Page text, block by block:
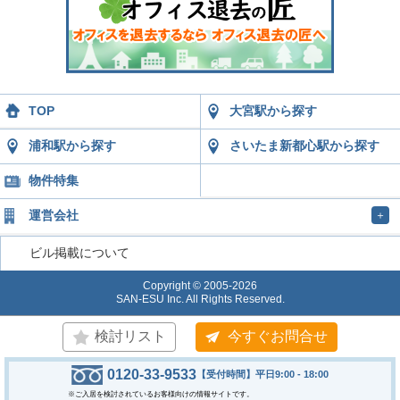
検討リスト 今すぐお問合せ
0120-33-9533 【受付時間】平日9:00 - 18:00
※ご入居を検討されているお客様向けの情報サイトです。
TOP 大宮駅から探す
浦和駅から探す さいたま新都心駅から探す
物件特集
運営会社 ＋
ビル掲載について
Copyright © 2005-2026
SAN-ESU Inc. All Rights Reserved.